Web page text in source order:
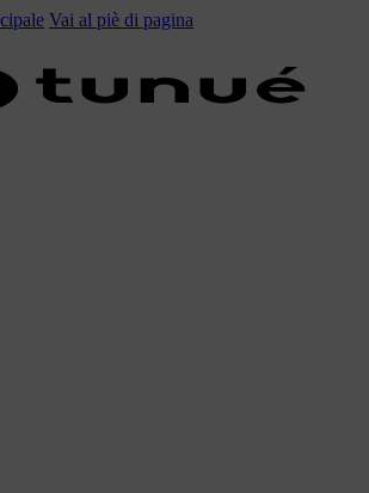
Vai al piè di pagina